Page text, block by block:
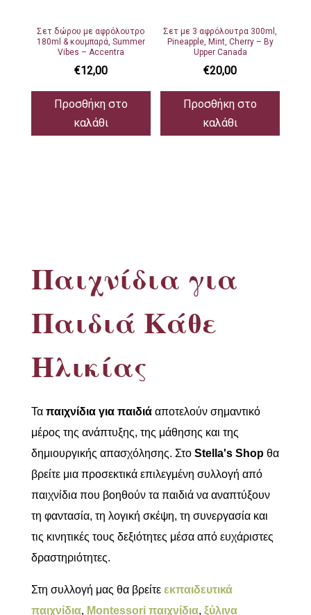
Σετ δώρου με αφρόλουτρο
180ml & κουμπαρά, Summer
Vibes – Accentra
€12,00
Προσθήκη στο
καλάθι
Σετ με 3 αφρόλουτρα 300ml,
Pineapple, Mint, Cherry – By
Upper Canada
€20,00
Προσθήκη στο
καλάθι
Παιχνίδια για
Παιδιά Κάθε
Ηλικίας
Τα παιχνίδια για παιδιάαποτελούν σημαντικό
μέρος της ανάπτυξης, της μάθησης και της
δημιουργικής απασχόλησης. Στο Stella's Shopθα
βρείτε μια προσεκτικά επιλεγμένη συλλογή από
παιχνίδια που βοηθούν τα παιδιά να αναπτύξουν
τη φαντασία, τη λογική σκέψη, τη συνεργασία και
τις κινητικές τους δεξιότητες μέσα από ευχάριστες
δραστηριότητες.
Στη συλλογή μας θα βρείτε εκπαιδευτικά
παιχνίδια, Montessori παιχνίδια, ξύλινα